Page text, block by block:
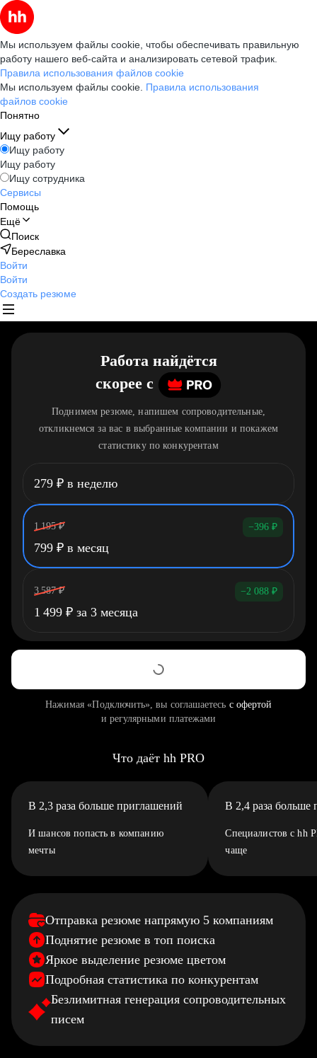
Мы используем файлы cookie, чтобы обеспечивать правильную
работу нашего веб-сайта и анализировать сетевой трафик.
Правила использования файлов cookie
Мы используем файлы cookie. Правила использования
файлов cookie
Понятно
Ищу работу
Ищу работу
Ищу работу
Ищу сотрудника
Сервисы
Помощь
Ещё
Поиск
Береславка
Войти
Войти
Создать резюме
Работа найдётся
скорее c
Поднимем резюме, напишем сопроводительные,
откликнемся за вас в выбранные компании и покажем
статистику по конкурентам
279 ₽ в неделю
1 195 ₽ −396 ₽
799 ₽ в месяц
3 587 ₽ −2 088 ₽
1 499 ₽ за 3 месяца
Нажимая «Подключить», вы соглашаетесь с офертой
и регулярными платежами
Что даёт hh PRO
В 2,3 раза больше приглашений
И шансов попасть в компанию
мечты
В 2,4 раза больше
Специалистов с hh
чаще
Отправка резюме напрямую 5 компаниям
Поднятие резюме в топ поиска
Яркое выделение резюме цветом
Подробная статистика по конкурентам
Безлимитная генерация сопроводительных
писем